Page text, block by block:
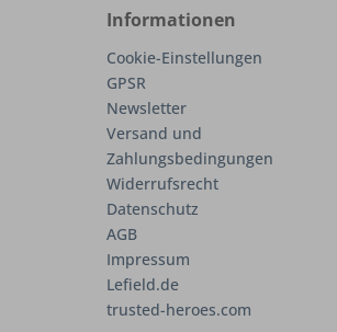
Informationen
Cookie-Einstellungen
GPSR
Newsletter
Versand und
Zahlungsbedingungen
Widerrufsrecht
Datenschutz
AGB
Impressum
Lefield.de
trusted-heroes.com